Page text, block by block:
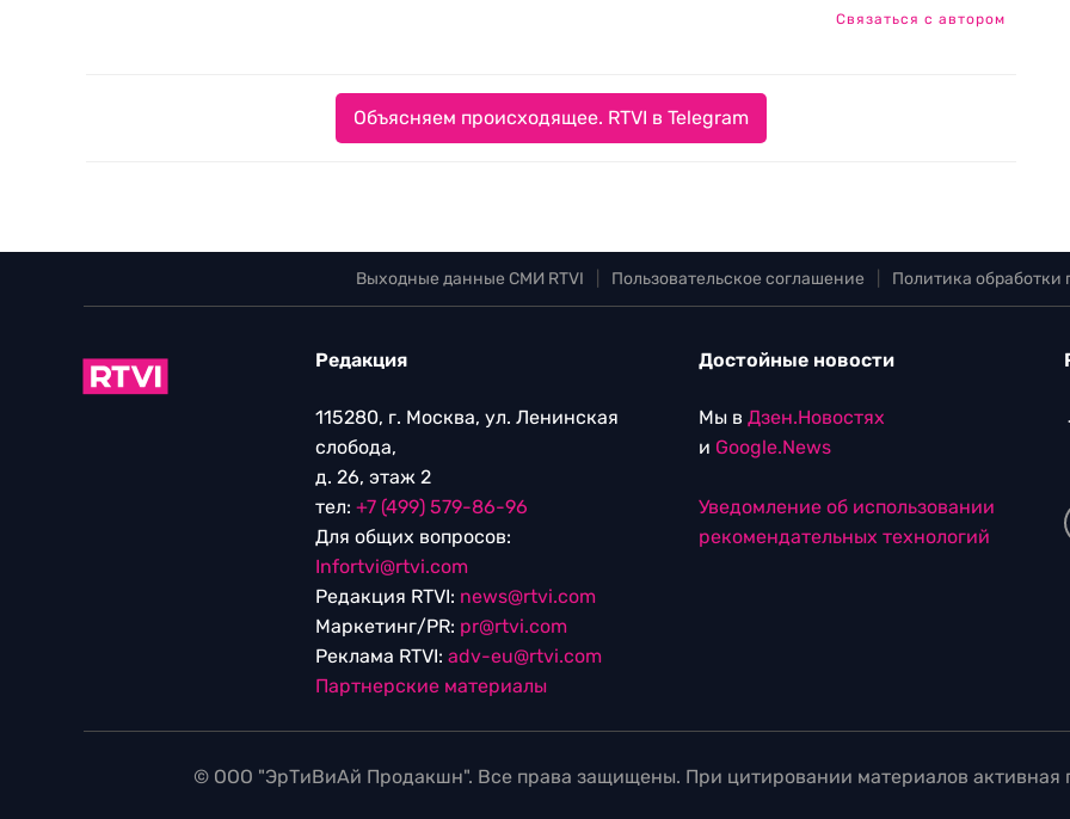
Связаться с автором
Объясняем происходящее. RTVI в Telegram
Выходные данные СМИ RTVI Пользовательское соглашение Политика
Редакция
115280, г. Москва, ул. Ленинская
слобода,
д. 26, этаж 2
тел: +7 (499) 579-86-96
Для общих вопросов:
Infortvi@rtvi.com
Редакция RTVI: news@rtvi.com
Маркетинг/PR: pr@rtvi.com
Реклама RTVI: adv-eu@rtvi.com
Партнерские материалы
Достойные новости
Мы в Дзен.Новостях
и Google.News
Уведомление об использовании
рекомендательных технологий
© ООО "ЭрТиВиАй Продакшн". Все права защищены. При цитировании материалов активная